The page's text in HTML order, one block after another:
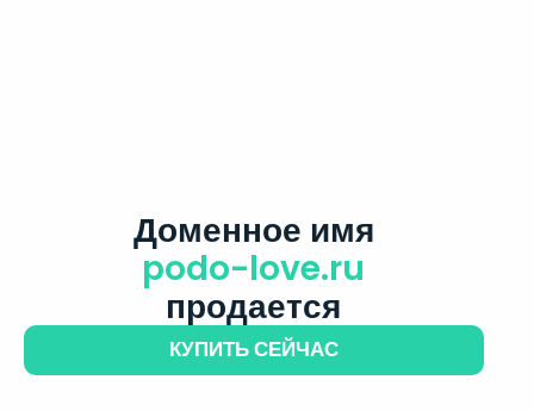
Доменное имя
podo-love.ru
продается
КУПИТЬ СЕЙЧАС